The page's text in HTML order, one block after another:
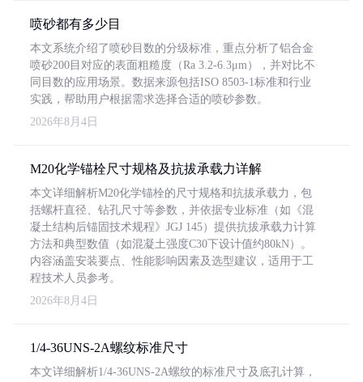
喷砂都有多少目
本文系统介绍了喷砂目数的分级标准，重点分析了铝合金
喷砂200目对应的表面粗糙度（Ra 3.2-6.3μm），并对比不
同目数的应用场景。数据来源包括ISO 8503-1标准和行业
实践，帮助用户根据需求选择合适的喷砂参数。
2026年8月4日
M20化学锚栓尺寸规格及抗拔承载力详解
本文详细解析M20化学锚栓的尺寸规格和抗拔承载力，包
括螺杆直径、钻孔尺寸等参数，并依据专业标准（如《混
凝土结构后锚固技术规程》JGJ 145）提供抗拔承载力计算
方法和典型数值（如混凝土强度C30下设计值约80kN）。
内容涵盖安装要点、性能影响因素及选型建议，适用于工
程技术人员参考。
2026年8月4日
1/4-36UNS-2A螺纹标准尺寸
本文详细解析1/4-36UNS-2A螺纹的标准尺寸及底孔计算，